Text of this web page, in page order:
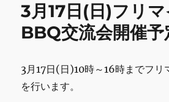
3月17日(日)フリ
BBQ交流会開催予
3月17日(日)10時～16時までフリ
を行います。